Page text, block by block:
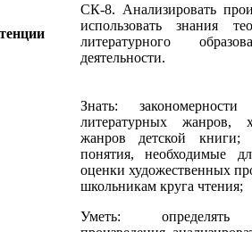
СК-8. Анализировать
использовать знания
литературного
деятельности.
Знать:
литературных жанров,
жанров детской книги;
понятия, необходимые
оценки художественных
школьникам круга чтения;
Уметь: определять